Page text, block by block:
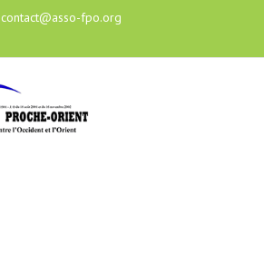
contact@asso-fpo.org